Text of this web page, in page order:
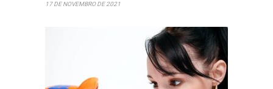
17 DE NOVEMBRO DE 2021